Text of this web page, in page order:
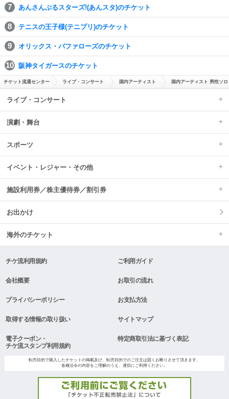
あんさんぶるスターズ!(あんスタ)のチケット
テニスの王子様(テニプリ)のチケット
オリックス・バファローズのチケット
阪神タイガースのチケット
チケット流通センター ライブ・コンサート 国内アーティスト 国内アーティスト 男性ソロ
ライブ・コンサート
演劇・舞台
スポーツ
イベント・レジャー・その他
施設利用券／株主優待券／割引券
お出かけ
海外のチケット
チケ流利用規約 ご利用ガイド
会社概要 お取引の流れ
プライバシーポリシー お支払方法
取得する情報の取り扱い サイトマップ
電子クーポン・
チケ流スタンプ利用規約
特定商取引法に基づく表記
転売目的で購入したチケットの掲載及び、転売目的でのご注文は固くお断りさせて頂きます。
各種法令の内容をご理解のうえ、適切にご利用ください。